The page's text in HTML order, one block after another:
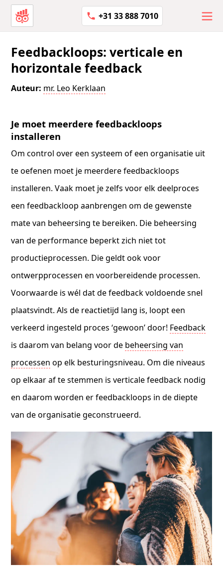
+31 33 888 7010
Feedbackloops: verticale en
horizontale feedback
Auteur: mr. Leo Kerklaan
Je moet meerdere feedbackloops
installeren
Om control over een systeem of een organisatie uit
te oefenen moet je meerdere feedbackloops
installeren. Vaak moet je zelfs voor elk deelproces
een feedbackloop aanbrengen om de gewenste
mate van beheersing te bereiken. Die beheersing
van de performance beperkt zich niet tot
productieprocessen. Die geldt ook voor
ontwerpprocessen en voorbereidende processen.
Voorwaarde is wél dat de feedback voldoende snel
plaatsvindt. Als de reactietijd lang is, loopt een
verkeerd ingesteld proces ‘gewoon’ door! Feedback
is daarom van belang voor de beheersing van
processen op elk besturingsniveau. Om die niveaus
op elkaar af te stemmen is verticale feedback nodig
en daarom worden er feedbackloops in de diepte
van de organisatie geconstrueerd.